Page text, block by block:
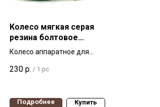
Колесо мягкая серая
резина болтовое
крепление с тормозом
SCTGB 75 мм
Колесо аппаратное для
75мм, крепление болт М10,
230 р. / 1 pc
Подробнее Купить